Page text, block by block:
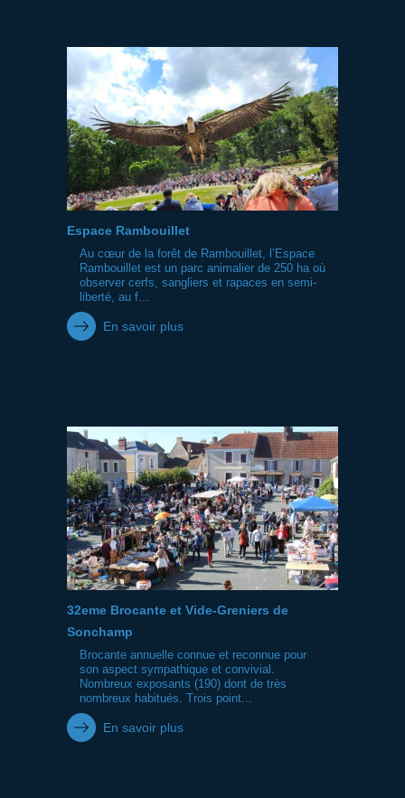
Espace Rambouillet
Au cœur de la forêt de Rambouillet, l’Espace
Rambouillet est un parc animalier de 250 ha où
observer cerfs, sangliers et rapaces en semi-
liberté, au f...
En savoir plus
32eme Brocante et Vide-Greniers de
Sonchamp
Brocante annuelle connue et reconnue pour
son aspect sympathique et convivial.
Nombreux exposants (190) dont de très
nombreux habitués. Trois point...
En savoir plus